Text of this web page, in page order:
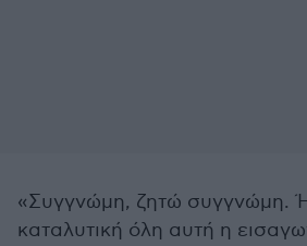
«Συγγνώμη, ζητώ συγγνώμη.
καταλυτική όλη αυτή η